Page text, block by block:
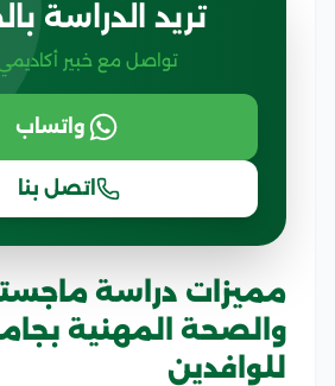
تريد الدراسة
تواصل مع خبير
واتساب
اتصل بنا
مميزات دراسة
والصحة المهنية
للوافدين